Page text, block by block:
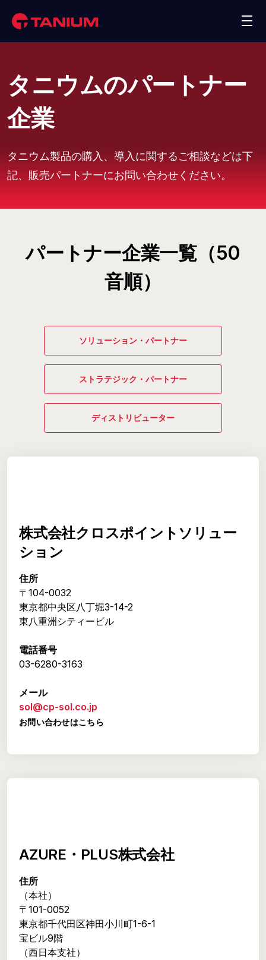
ソリューション
パートナー
リソース
企業情報
お問合わせ
タニウムのパートナー
企業
タニウム製品の購入、導入に関するご相談などは下
記、販売パートナーにお問い合わせください。
パートナー企業一覧（50
音順）
ソリューション・パートナー
ストラテジック・パートナー
ディストリビューター
株式会社クロスポイントソリュー
ション
住所
〒104-0032
東京都中央区八丁堀3-14-2
東八重洲シティービル
電話番号
03-6280-3163
メール
sol@cp-sol.co.jp
お問い合わせはこちら
AZURE・PLUS株式会社
住所
（本社）
〒101-0052
東京都千代田区神田小川町1-6-1
宝ビル9階
（西日本支社）